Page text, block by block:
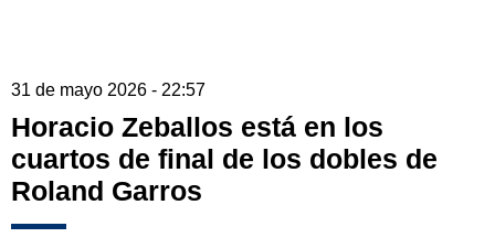
31 de mayo 2026 - 22:57
Horacio Zeballos está en los
cuartos de final de los dobles de
Roland Garros